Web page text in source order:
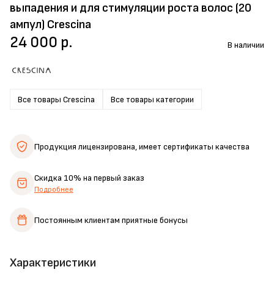
выпадения и для стимуляции роста волос (20
ампул) Crescina
Все товары Crescina Все товары категории
24 000 р. В наличии
Характеристики
Продукция лицензирована,имеет сертификаты качества
Скидка 10% на первый заказ
Подробнее
Постоянным клиентам приятные бонусы